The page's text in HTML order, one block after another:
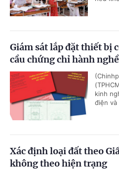
Giám sát lắp đặt thiết bị
cầu chứng chỉ hành nghề
kinh
điện
Xác định loại đất theo
không theo hiện trạng